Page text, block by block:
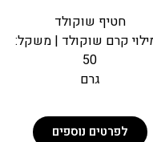
חטיף שוקולד
קרם שוקולד | משקל:
גרם
לפרטים נוספים